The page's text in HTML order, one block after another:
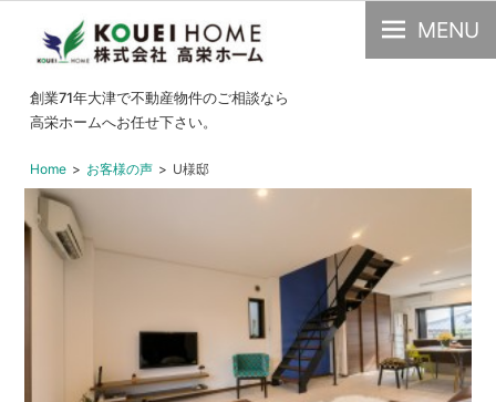
大
津
の
不
動
産・
創業71年大津で不動産物件のご相談なら
高栄ホームへお任せ下さい。
MENU
Home お客様の声 U様邸